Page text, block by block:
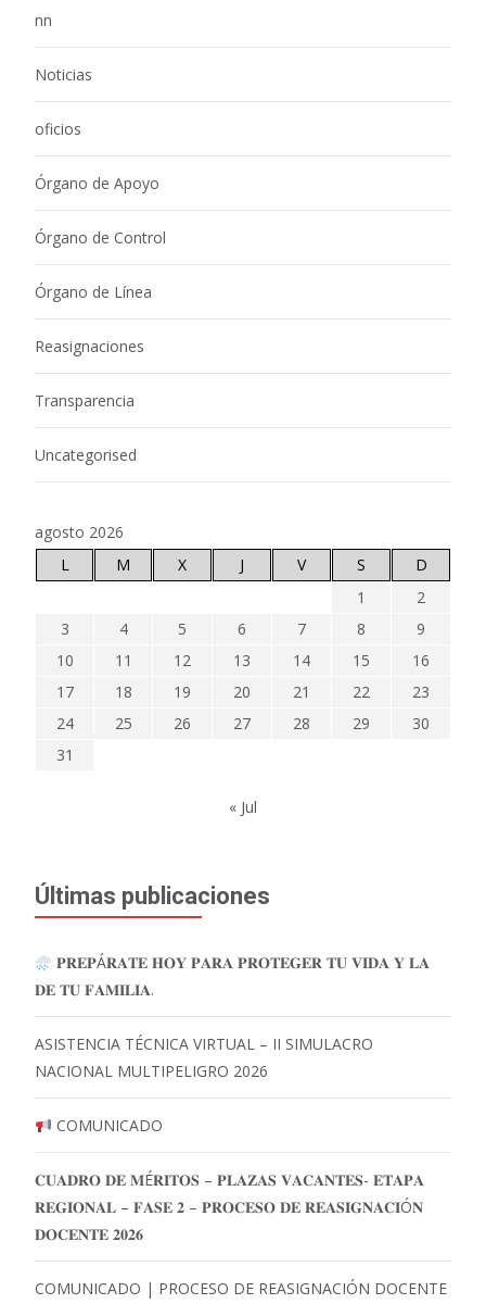
nn
Noticias
oficios
Órgano de Apoyo
Órgano de Control
Órgano de Línea
Reasignaciones
Transparencia
Uncategorised
agosto 2026
L
M X J V S
D
1
2
3
4 5 6 7 8
9
10
11 12 13 14 15
16
17
18 19 20 21 22
23
24
25 26 27 28 29
30
31
« Jul
Últimas publicaciones
𝐏𝐑𝐄𝐏Á𝐑𝐀𝐓𝐄 𝐇𝐎𝐘 𝐏𝐀𝐑𝐀 𝐏𝐑𝐎𝐓𝐄𝐆𝐄𝐑 𝐓𝐔 𝐕𝐈𝐃𝐀 𝐘 𝐋𝐀
𝐃𝐄 𝐓𝐔 𝐅𝐀𝐌𝐈𝐋𝐈𝐀.
ASISTENCIA TÉCNICA VIRTUAL – II SIMULACRO
NACIONAL MULTIPELIGRO 2026
COMUNICADO
𝐂𝐔𝐀𝐃𝐑𝐎 𝐃𝐄 𝐌É𝐑𝐈𝐓𝐎𝐒 – 𝐏𝐋𝐀𝐙𝐀𝐒 𝐕𝐀𝐂𝐀𝐍𝐓𝐄𝐒- 𝐄𝐓𝐀𝐏𝐀
𝐑𝐄𝐆𝐈𝐎𝐍𝐀𝐋 – 𝐅𝐀𝐒𝐄 𝟐 – 𝐏𝐑𝐎𝐂𝐄𝐒𝐎 𝐃𝐄 𝐑𝐄𝐀𝐒𝐈𝐆𝐍𝐀𝐂𝐈Ó𝐍
𝐃𝐎𝐂𝐄𝐍𝐓𝐄 𝟐𝟎𝟐𝟔
COMUNICADO | PROCESO DE REASIGNACIÓN DOCENTE